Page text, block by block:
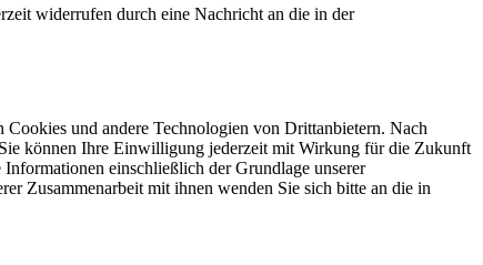
widerrufen durch eine Nachricht an die in der
und andere Technologien von Drittanbietern. Nach
können Ihre Einwilligung jederzeit mit Wirkung für die Zukunft
einschließlich der Grundlage unserer
Zusammenarbeit mit ihnen wenden Sie sich bitte an die in